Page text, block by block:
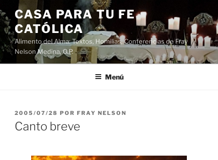
Saltar
al
contenido
CASA PARA TU FE
CATÓLICA
Alimento del Alma: Textos, Homilias, Conferencias de Fray
Nelson Medina, O.P.
Menú
PUBLICADO
EL
2005/07/28 POR FRAY NELSON
Canto breve